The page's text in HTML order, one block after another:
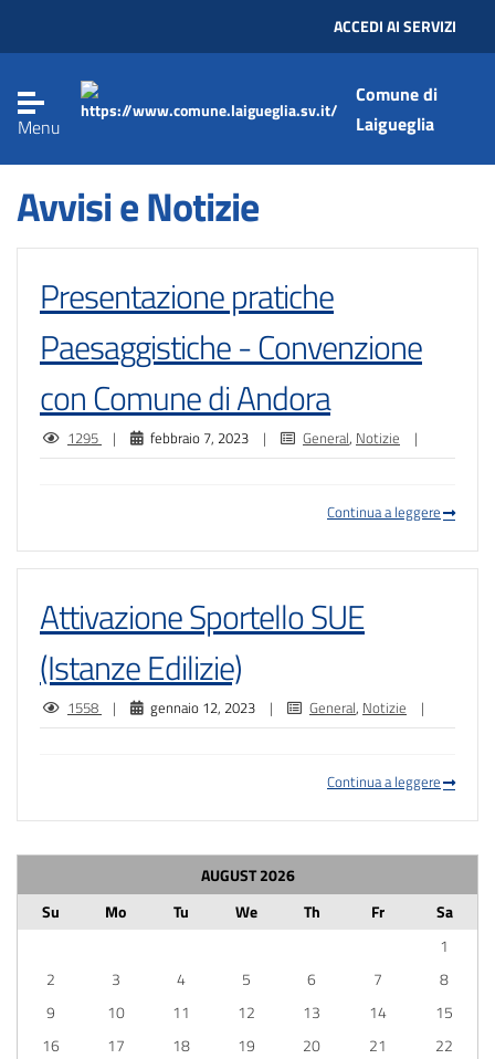
ACCEDI AI SERVIZI
Menu
Comune di
Laigueglia
Avvisi e Notizie
Presentazione pratiche
Paesaggistiche - Convenzione
con Comune di Andora
1295 | febbraio 7, 2023 | General, Notizie |
Continua a leggere
Attivazione Sportello SUE
(Istanze Edilizie)
1558 | gennaio 12, 2023 | General, Notizie |
Continua a leggere
AUGUST 2026
Su
Mo Tu We Th Fr Sa
1
2
3 4 5 6 7
8
9
10 11 12 13 14
15
16
17 18 19 20 21
22